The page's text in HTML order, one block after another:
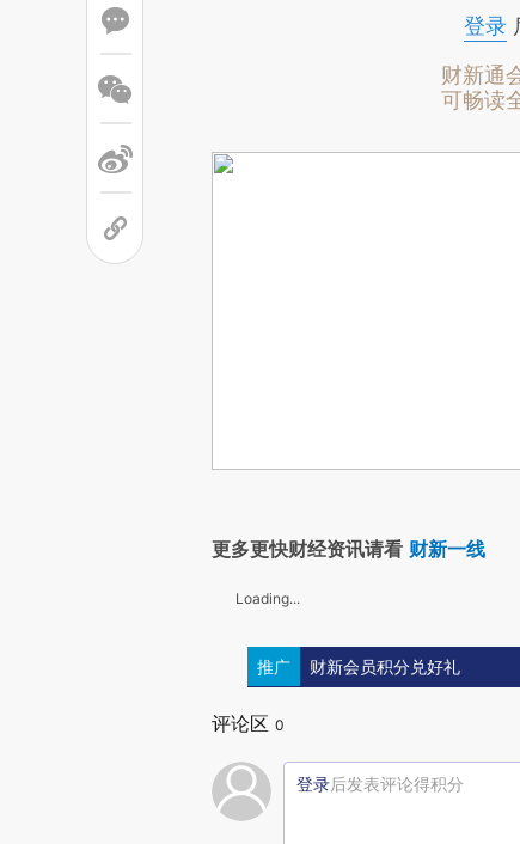
登录
财新通
可畅读
更多更快财经资讯请看 财新一线
Loading...
推广 财新会员积分兑好礼
评论区 0
登录后发表评论得积分